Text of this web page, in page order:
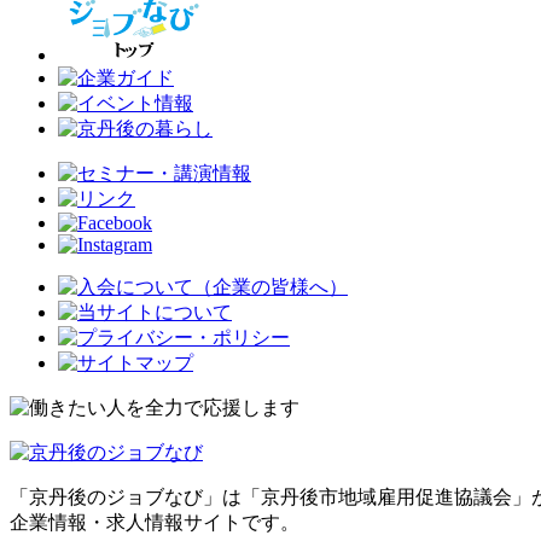
「京丹後のジョブなび」は「京丹後市地域雇用促進協議会」
企業情報・求人情報サイトです。